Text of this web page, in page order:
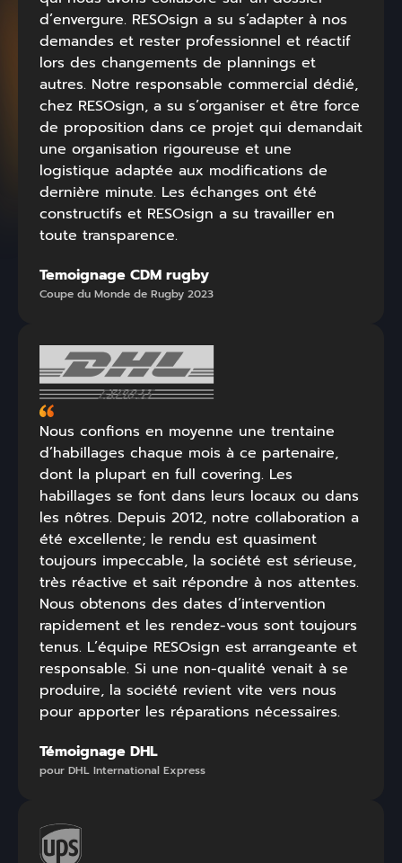
d’envergure. RESOsign a su s’adapter à nos
demandes et rester professionnel et réactif
lors des changements de plannings et
autres. Notre responsable commercial dédié,
chez RESOsign, a su s’organiser et être force
de proposition dans ce projet qui demandait
une organisation rigoureuse et une
logistique adaptée aux modifications de
dernière minute. Les échanges ont été
constructifs et RESOsign a su travailler en
toute transparence.
Temoignage CDM rugby
Coupe du Monde de Rugby 2023
Nous confions en moyenne une trentaine
d’habillages chaque mois à ce partenaire,
dont la plupart en full covering. Les
habillages se font dans leurs locaux ou dans
les nôtres. Depuis 2012, notre collaboration a
été excellente; le rendu est quasiment
toujours impeccable, la société est sérieuse,
très réactive et sait répondre à nos attentes.
Nous obtenons des dates d’intervention
rapidement et les rendez-vous sont toujours
tenus. L’équipe RESOsign est arrangeante et
responsable. Si une non-qualité venait à se
produire, la société revient vite vers nous
pour apporter les réparations nécessaires.
Témoignage DHL
pour DHL International Express